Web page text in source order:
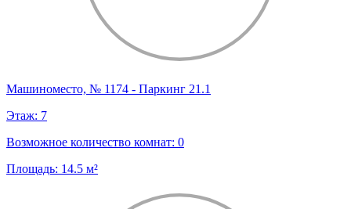
Машиноместо, № 1174 - Паркинг 21.1
Этаж: 7
Возможное количество комнат: 0
Площадь: 14.5 м²